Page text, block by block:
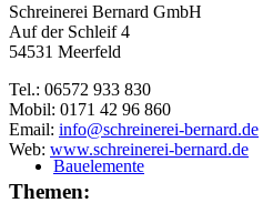
Bauelemente
Schreinerei Bernard GmbH
Auf der Schleif 4
54531 Meerfeld
Tel.: 06572 933 830
Mobil: 0171 42 96 860
Email: info@schreinerei-bernard.de
Web: www.schreinerei-bernard.de
Themen: